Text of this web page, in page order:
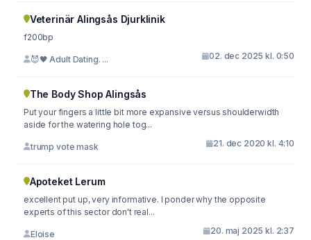
Veterinär Alingsås Djurklinik
f200bp
😈🖤 Adult Dating. ... 02. dec 2025 kl. 0:50
The Body Shop Alingsås
Put your fingers a little bit more expansive versus shoulderwidth
aside for the watering hole tog...
trump vote mask 21. dec 2020 kl. 4:10
Apoteket Lerum
excellent put up, very informative. I ponder why the opposite
experts of this sector don't real...
Eloise 20. maj 2025 kl. 2:37